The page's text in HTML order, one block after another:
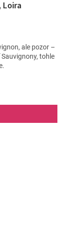
ale pozor –
tohle